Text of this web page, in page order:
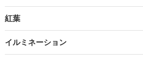
紅葉
イルミネーション